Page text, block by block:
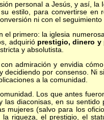
personal a Jesús, y así, la
estilo, para convertirse en
ni con el seguimiento
primero: la iglesia
adquirió prestigio, dinero y
y absolutista.
admiración y envidia
por consenso. Ni
a la comunidad.
Los que antes
las diaconisas, en su
mujeres (salvo para los
riqueza, el prestigio, el